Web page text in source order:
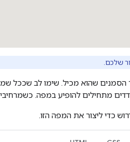
שלכם.
שהוא מכיל. שימו לב שככל
מתחילים להופיע במפה.
כדי ליצור את המפה הזו.